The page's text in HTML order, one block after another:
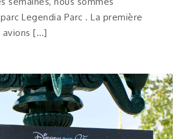
Legendia Parc . La première
avions […]